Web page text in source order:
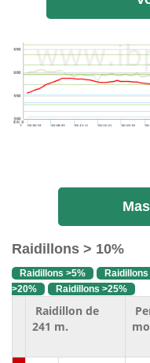
Raidillons > 10%
Raidillons >5%
>20%
Raidillons >25%
Raidillon de
241 m.